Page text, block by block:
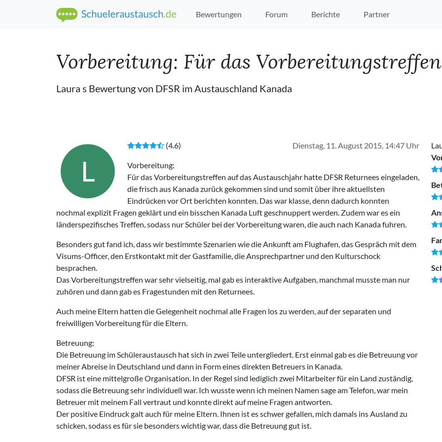
Bewertungen Forum Berichte Partner
Vorbereitung: Für das
Laura s Bewertung von DFSR im Austauschland Kanada
L
Dienstag, 11. August 2015, 14:47 Uhr
(4.6)
Vorbereitung:
Für das Vorbereitungstreffen auf das Austauschjahr hatte DFSR Returnees eingeladen,
die frisch aus Kanada zurück gekommen sind und somit über ihre aktuellsten
Eindrücken vor Ort berichten konnten. Das war klasse, denn dadurch konnten
nochmal explizit Fragen geklärt und ein bisschen Kanada Luft geschnuppert werden. Zudem war es ein
länderspezifisches Treffen, sodass nur Schüler bei der Vorbereitung waren, die auch nach Kanada fuhren.
Besonders gut fand ich, dass wir bestimmte Szenarien wie die Ankunft am Flughafen, das Gespräch mit dem
Visums-Officer, den Erstkontakt mit der Gastfamilie, die Ansprechpartner und den Kulturschock
besprachen.
Das Vorbereitungstreffen war sehr vielseitig, mal gab es interaktive Aufgaben, manchmal musste man nur
zuhören und dann gab es Fragestunden mit den Returnees.
Auch meine Eltern hatten die Gelegenheit nochmal alle Fragen los zu werden, auf der separaten und
freiwilligen Vorbereitung für die Eltern.
Betreuung:
Die Betreuung im Schüleraustausch hat sich in zwei Teile untergliedert. Erst einmal gab es die Betreuung vor
meiner Abreise in Deutschland und dann in Form eines direkten Betreuers in Kanada.
DFSR ist eine mittelgroße Organisation. In der Regel sind lediglich zwei Mitarbeiter für ein Land zuständig,
sodass die Betreuung sehr individuell war. Ich wusste wenn ich meinen Namen sage am Telefon, war mein
Betreuer mit meinem Fall vertraut und konnte direkt auf meine Fragen antworten.
Der positive Eindruck galt auch für meine Eltern. Ihnen ist es schwer gefallen, mich damals ins Ausland zu
schicken, sodass es für sie besonders wichtig war, dass die Betreuung gut ist.